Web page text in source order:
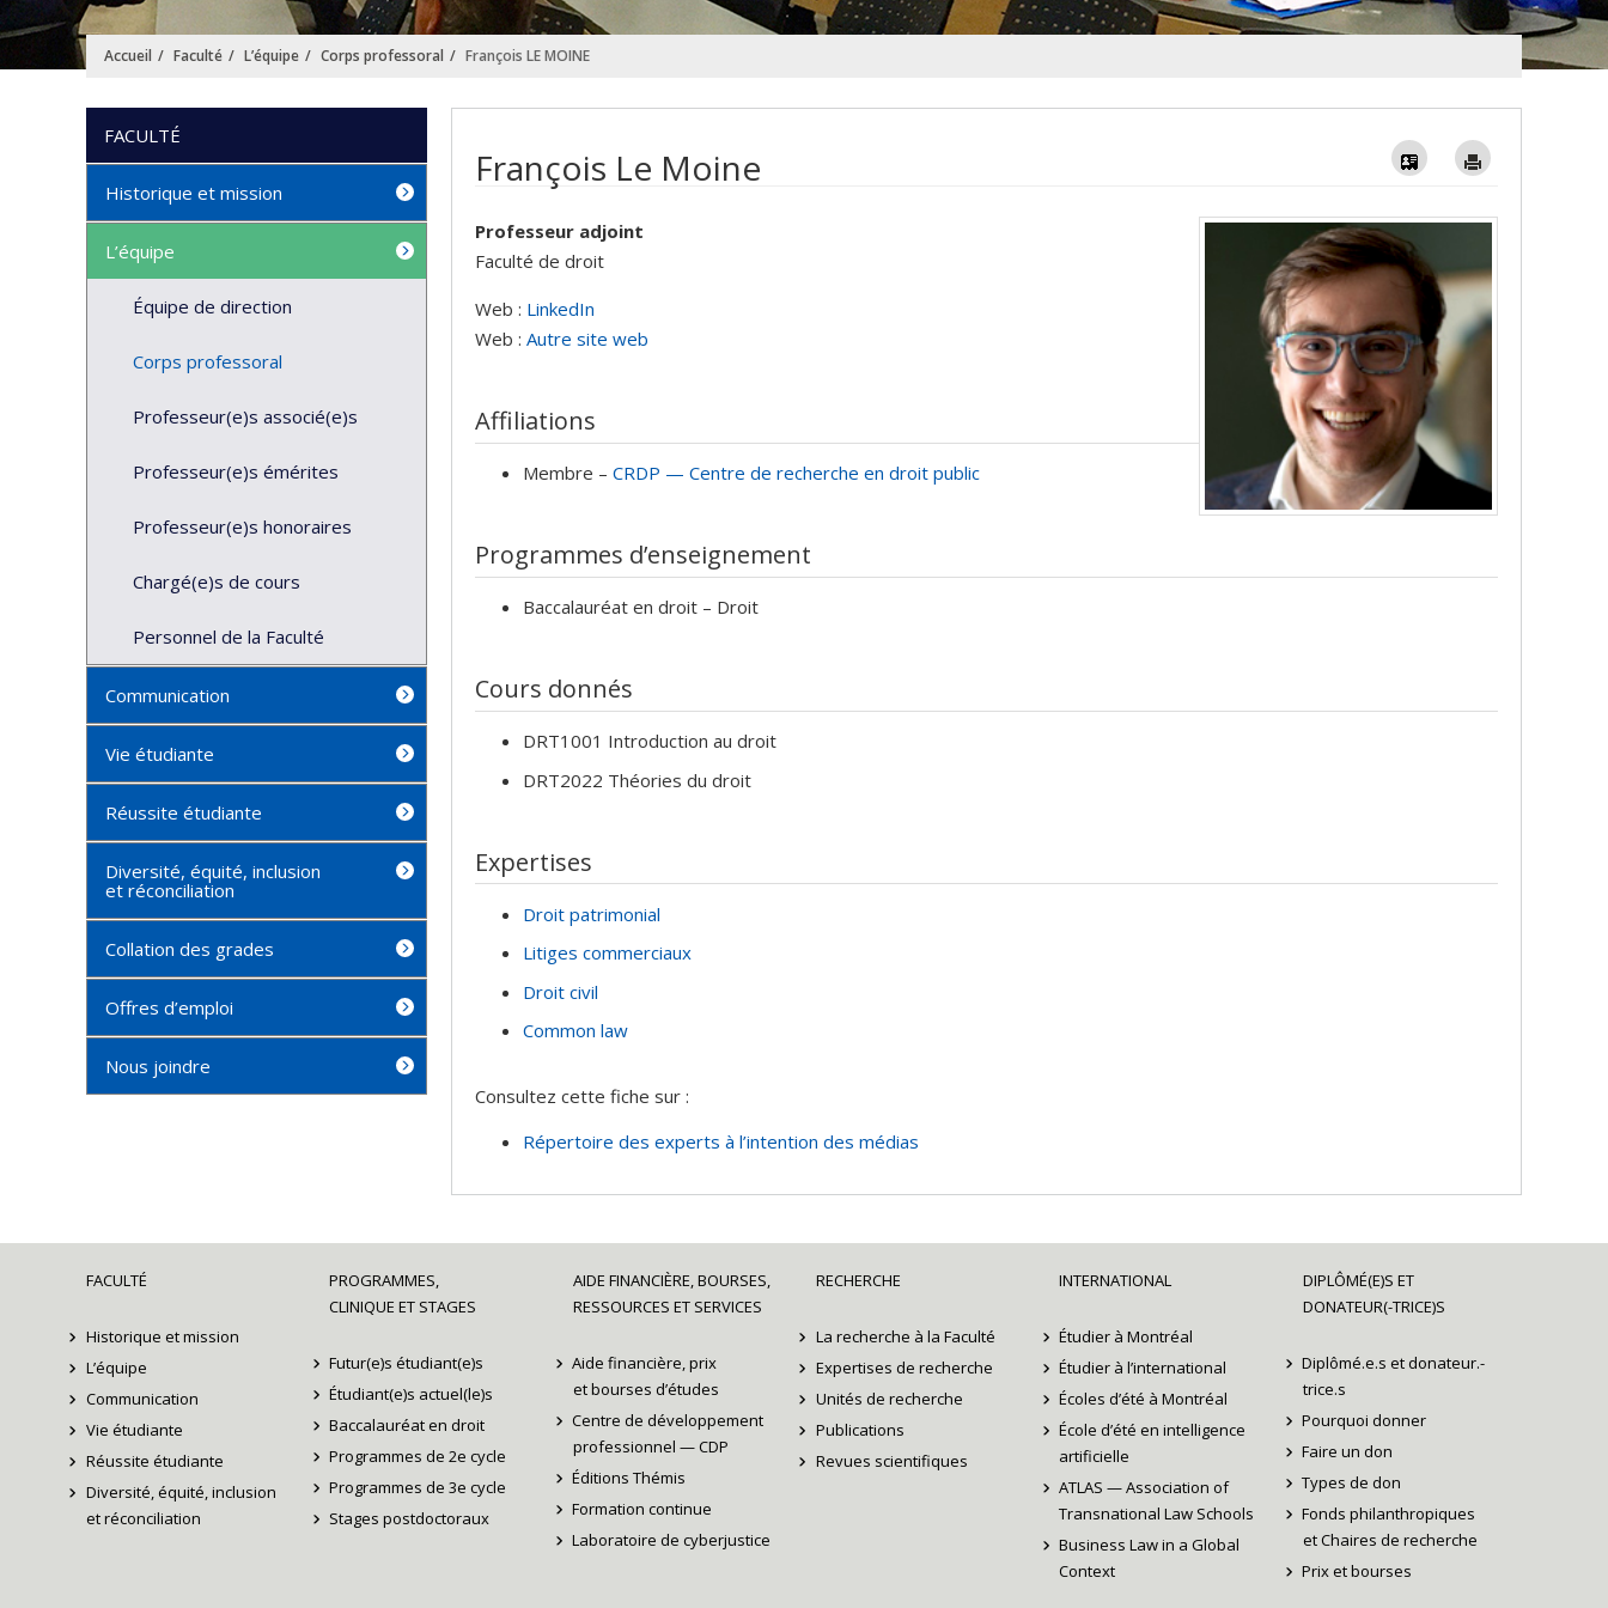
Accueil Faculté L’équipe Corps professoral François LE MOINE
François Le Moine Vcard
Professeur adjoint
Faculté de droit
Web : LinkedIn
Web : Autre site web
Affiliations
Membre – CRDP — Centre de recherche en droit public
Programmes d’enseignement
Baccalauréat en droit – Droit
Cours donnés
DRT1001 Introduction au droit
DRT2022 Théories du droit
Expertises
Droit patrimonial
Litiges commerciaux
Droit civil
Common law
Consultez cette fiche sur :
Répertoire des experts à l’intention des médias
FACULTÉ
Historique et mission
L’équipe
Équipe de direction
Corps professoral
Professeur(e)s associé(e)s
Professeur(e)s émérites
Professeur(e)s honoraires
Chargé(e)s de cours
Personnel de la Faculté
Communication
Vie étudiante
Réussite étudiante
Diversité, équité, inclusion
et réconciliation
Collation des grades
Offres d’emploi
Nous joindre
FACULTÉ
Historique et mission
L’équipe
Communication
Vie étudiante
Réussite étudiante
Diversité, équité, inclusion
et réconciliation
PROGRAMMES,
CLINIQUE ET STAGES
Futur(e)s étudiant(e)s
Étudiant(e)s actuel(le)s
Baccalauréat en droit
Programmes de 2e cycle
Programmes de 3e cycle
Stages postdoctoraux
AIDE FINANCIÈRE, BOURSES,
RESSOURCES ET SERVICES
Aide financière, prix
et bourses d’études
Centre de développement
professionnel — CDP
Éditions Thémis
Formation continue
Laboratoire de cyberjustice
RECHERCHE
La recherche à la Faculté
Expertises de recherche
Unités de recherche
Publications
Revues scientifiques
INTERNATIONAL
Étudier à Montréal
Étudier à l’international
Écoles d’été à Montréal
École d’été en intelligence
artificielle
ATLAS — Association of
Transnational Law Schools
Business Law in a Global
Context
DIPLÔMÉ(E)S ET
DONATEUR(-TRICE)S
Diplômé.e.s et donateur.-
trice.s
Pourquoi donner
Faire un don
Types de don
Fonds philanthropiques
et Chaires de recherche
Prix et bourses